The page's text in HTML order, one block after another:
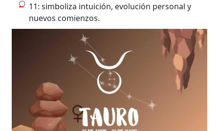
11: simboliza intuición, evolución personal y
nuevos comienzos.